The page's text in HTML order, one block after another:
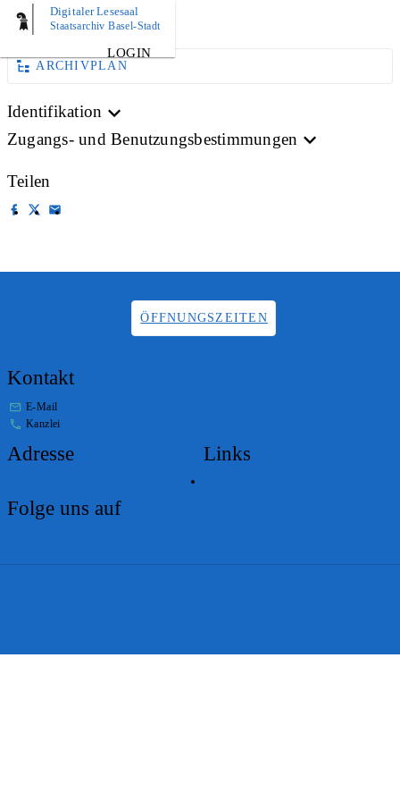
Digitaler Lesesaal
Staatsarchiv Basel-Stadt
LOGIN
BILD
ARCHIVPLAN
Identifikation
Zugangs- und Benutzungsbestimmungen
Teilen
ÖFFNUNGSZEITEN
Kontakt
E-Mail
Kanzlei
Adresse Links
Folge uns auf